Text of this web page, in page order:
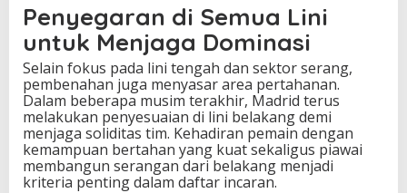
Penyegaran di Semua Lini
untuk Menjaga Dominasi
Selain fokus pada lini tengah dan sektor serang,
pembenahan juga menyasar area pertahanan.
Dalam beberapa musim terakhir, Madrid terus
melakukan penyesuaian di lini belakang demi
menjaga soliditas tim. Kehadiran pemain dengan
kemampuan bertahan yang kuat sekaligus piawai
membangun serangan dari belakang menjadi
kriteria penting dalam daftar incaran.